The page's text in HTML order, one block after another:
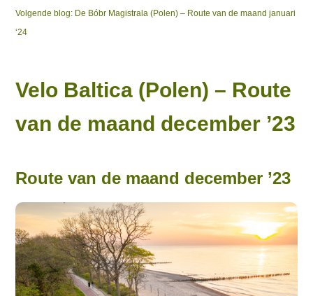
navigatie
post:
Volgende blog: Next
De Bóbr Magistrala (Polen) – Route van de maand januari
‘24
Velo Baltica (Polen) – Route
van de maand december ’23
Route van de maand december ’23